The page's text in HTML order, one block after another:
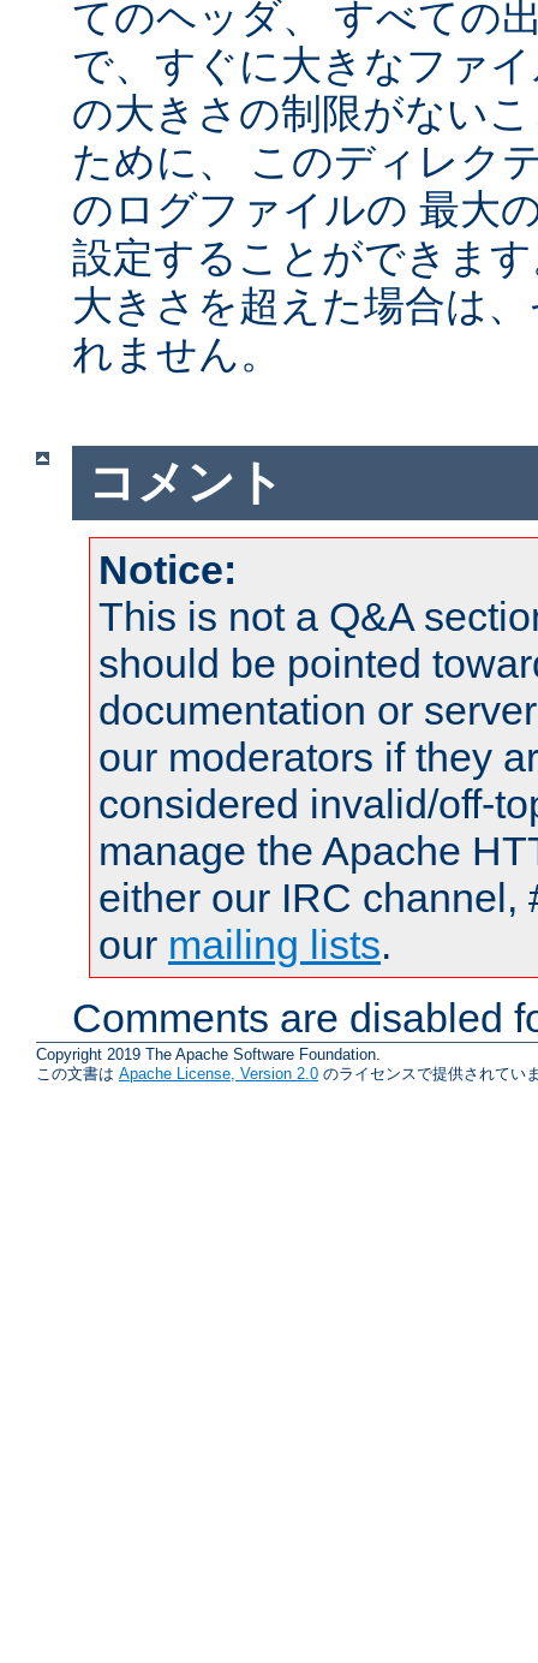
てのヘッダ、 すべての
で、すぐに大きなファ
の大きさの制限がない
ために、 このディレク
のログファイルの 最大
設定することができま
大きさを超えた場合は
れません。
コメント
Notice:
This is not a Q&A
should be pointed
documentation or
our moderators if they
considered invalid/off-
manage the Apache
either our IRC channel,
our mailing lists.
Comments are disabled
Copyright 2019 The Apache Software Foundation.
この文書は Apache License, Version 2.0 のライセンスで提供されてい